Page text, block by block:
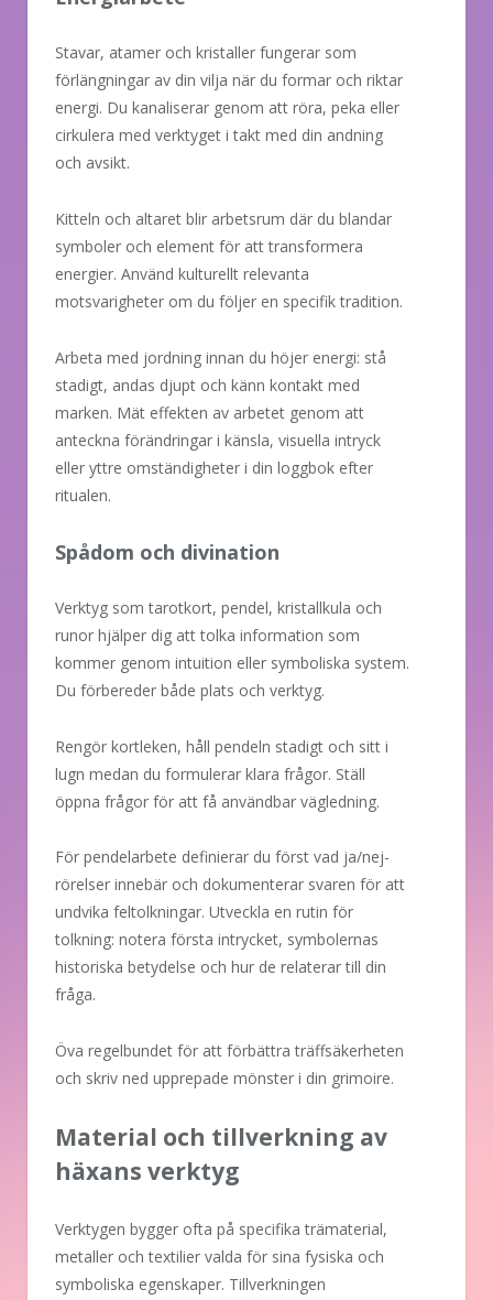
Stavar, atamer och kristaller fungerar som
förlängningar av din vilja när du formar och riktar
energi. Du kanaliserar genom att röra, peka eller
cirkulera med verktyget i takt med din andning
och avsikt.
Kitteln och altaret blir arbetsrum där du blandar
symboler och element för att transformera
energier. Använd kulturellt relevanta
motsvarigheter om du följer en specifik tradition.
Arbeta med jordning innan du höjer energi: stå
stadigt, andas djupt och känn kontakt med
marken. Mät effekten av arbetet genom att
anteckna förändringar i känsla, visuella intryck
eller yttre omständigheter i din loggbok efter
ritualen.
Spådom och divination
Verktyg som tarotkort, pendel, kristallkula och
runor hjälper dig att tolka information som
kommer genom intuition eller symboliska system.
Du förbereder både plats och verktyg.
Rengör kortleken, håll pendeln stadigt och sitt i
lugn medan du formulerar klara frågor. Ställ
öppna frågor för att få användbar vägledning.
För pendelarbete definierar du först vad ja/nej-
rörelser innebär och dokumenterar svaren för att
undvika feltolkningar. Utveckla en rutin för
tolkning: notera första intrycket, symbolernas
historiska betydelse och hur de relaterar till din
fråga.
Öva regelbundet för att förbättra träffsäkerheten
och skriv ned upprepade mönster i din grimoire.
Material och tillverkning av
häxans verktyg
Verktygen bygger ofta på specifika trämaterial,
metaller och textilier valda för sina fysiska och
symboliska egenskaper. Tillverkningen